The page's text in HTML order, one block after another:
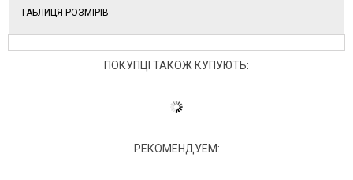
ТАБЛИЦЯ РОЗМІРІВ
ПОКУПЦІ ТАКОЖ КУПУЮТЬ:
РЕКОМЕНДУЕМ: